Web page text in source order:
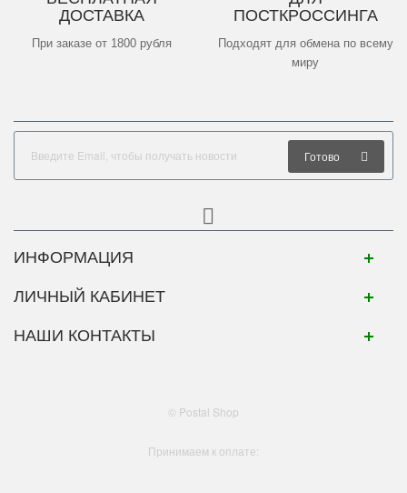
ДОСТАВКА
При заказе от 1800 рубля
ПОСТКРОССИНГА
Подходят для обмена по всему
миру
Готово
ИНФОРМАЦИЯ
ЛИЧНЫЙ КАБИНЕТ
НАШИ КОНТАКТЫ
© Postal Shop
Принимаем к оплате: